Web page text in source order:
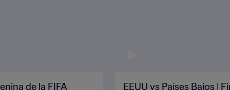
de la FIFA
EEUU vs Países Bajos |